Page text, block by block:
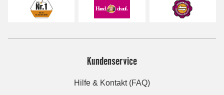
Kundenservice
Hilfe & Kontakt (FAQ)